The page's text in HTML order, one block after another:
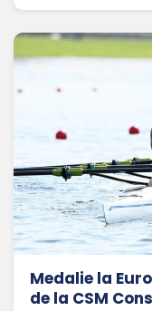
Medalie la
de la CSM